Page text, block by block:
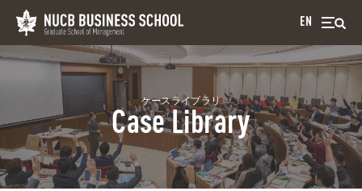
EN
ケースライブラリ
Case Library